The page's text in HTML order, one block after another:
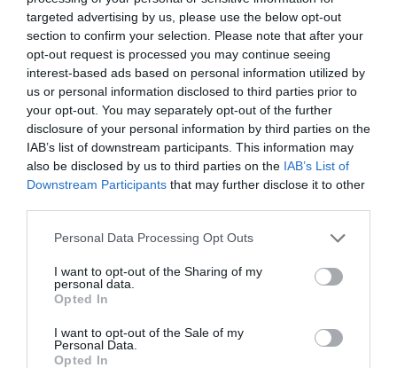
targeted advertising by us, please use the below opt-out
section to confirm your selection. Please note that after your
opt-out request is processed you may continue seeing
interest-based ads based on personal information utilized by
us or personal information disclosed to third parties prior to
your opt-out. You may separately opt-out of the further
disclosure of your personal information by third parties on the
IAB’s list of downstream participants. This information may
also be disclosed by us to third parties on the IAB’s List of
Downstream Participants that may further disclose it to other
Personal Data Processing Opt Outs
I want to opt-out of the Sharing of my
personal data.
Opted In
I want to opt-out of the Sale of my
Personal Data.
Opted In
ÚLTIMOS
RESULTADOS
PRÓXIMOS
JOGOS
RESULTADOS
DO DIA
NOMEAÇÕES
DE ÁRBITROS
COMPETIÇÕES NACIONAIS